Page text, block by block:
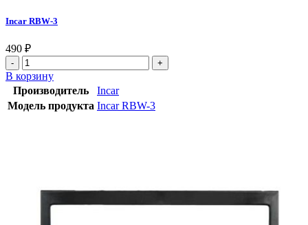
Incar RBW-3
490 ₽
В корзину
Производитель
Incar
Модель продукта Incar RBW-3